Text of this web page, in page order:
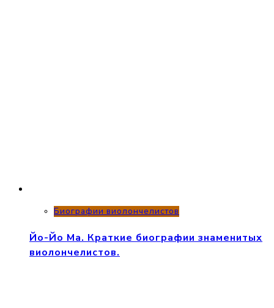
Биографии виолончелистов
Йо-Йо Ма. Краткие биографии знаменитых
виолончелистов.